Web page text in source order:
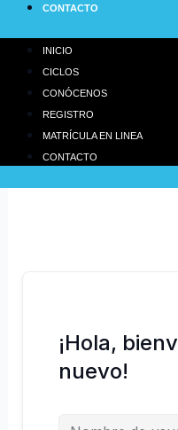
CONTACTO
INICIO
CICLOS
CONÓCENOS
REGISTRO
MATRÍCULA EN LINEA
CONTACTO
¡Hola,
nuevo!